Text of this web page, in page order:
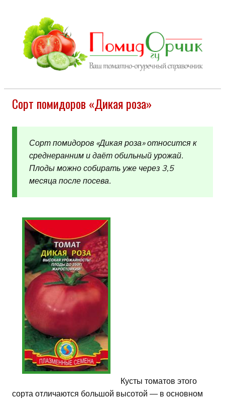
Сорт помидоров «Дикая роза»
Сорт помидоров «Дикая роза» относится к
среднеранним и даёт обильный урожай.
Плоды можно собирать уже через 3,5
месяца после посева.
Кусты томатов этого
сорта отличаются большой высотой — в основном